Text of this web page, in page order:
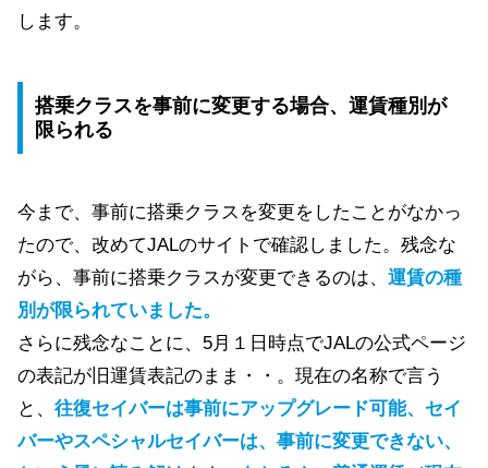
します。
搭乗クラスを事前に変更する場合、運賃種別が
限られる
今まで、事前に搭乗クラスを変更をしたことがなかっ
たので、改めてJALのサイトで確認しました。残念な
がら、事前に搭乗クラスが変更できるのは、 運賃の種
別が限られていました。
さらに残念なことに、5月１日時点でJALの公式ページ
の表記が旧運賃表記のまま・・。現在の名称で言う
と、 往復セイバーは事前にアップグレード可能、セイ
バーやスペシャルセイバーは、事前に変更できない、